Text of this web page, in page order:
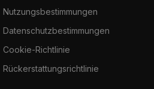
Nutzungsbestimmungen
Datenschutzbestimmungen
Cookie-Richtlinie
Rückerstattungsrichtlinie